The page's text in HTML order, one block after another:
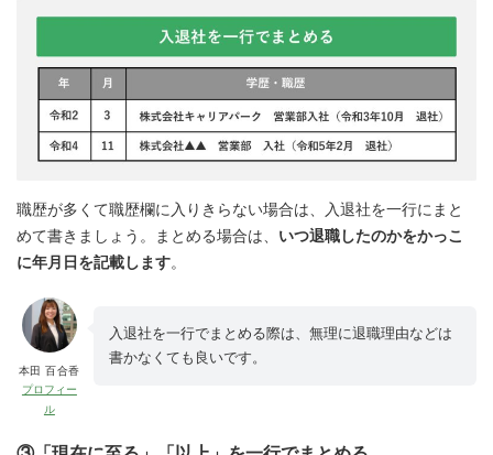
職歴が多くて職歴欄に入りきらない場合は、入退社を一行にまと
めて書きましょう。まとめる場合は、 いつ退職したのかをかっこ
に年月日を記載します。
本田 百合香
プロフィー
ル
入退社を一行でまとめる際は、無理に退職理由などは
書かなくても良いです。